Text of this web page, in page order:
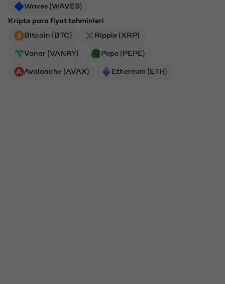
Waves (WAVES)
Kripto para fiyat tahminleri
Bitcoin (BTC)
Ripple (XRP)
Vanar (VANRY) Pepe (PEPE)
Avalanche (AVAX) Ethereum (ETH)